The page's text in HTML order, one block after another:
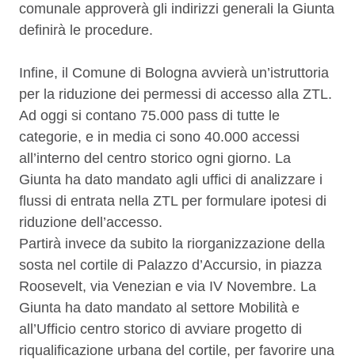
comunale approverà gli indirizzi generali la Giunta
definirà le procedure.
Infine, il Comune di Bologna avvierà un’istruttoria
per la riduzione dei permessi di accesso alla ZTL.
Ad oggi si contano 75.000 pass di tutte le
categorie, e in media ci sono 40.000 accessi
all’interno del centro storico ogni giorno. La
Giunta ha dato mandato agli uffici di analizzare i
flussi di entrata nella ZTL per formulare ipotesi di
riduzione dell’accesso.
Partirà invece da subito la riorganizzazione della
sosta nel cortile di Palazzo d’Accursio, in piazza
Roosevelt, via Venezian e via IV Novembre. La
Giunta ha dato mandato al settore Mobilità e
all’Ufficio centro storico di avviare progetto di
riqualificazione urbana del cortile, per favorire una